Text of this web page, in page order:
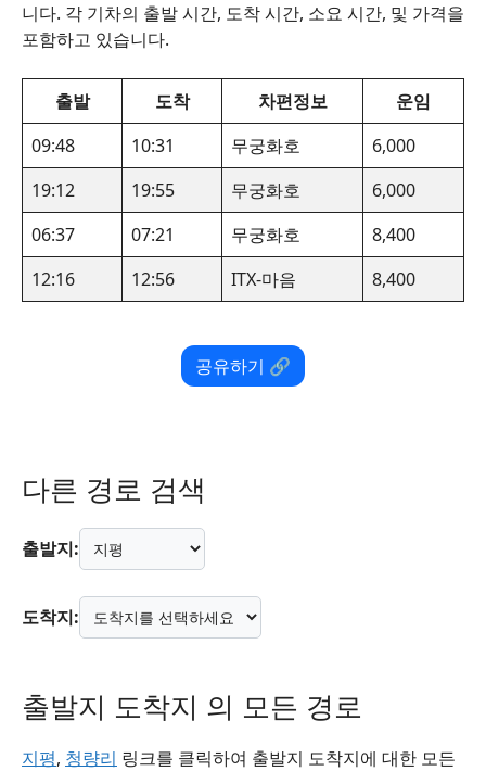
니다. 각 기차의 출발 시간, 도착 시간, 소요 시간, 및 가격을
포함하고 있습니다.
출발 도착 차편정보
운임
09:48
10:31 무궁화호
6,000
19:12
19:55 무궁화호
6,000
06:37
07:21 무궁화호
8,400
12:16
12:56 ITX-마음 8,400
공유하기 🔗
다른 경로 검색
출발지:
도착지:
출발지 도착지 의 모든 경로
지평, 청량리 링크를 클릭하여 출발지 도착지에 대한 모든